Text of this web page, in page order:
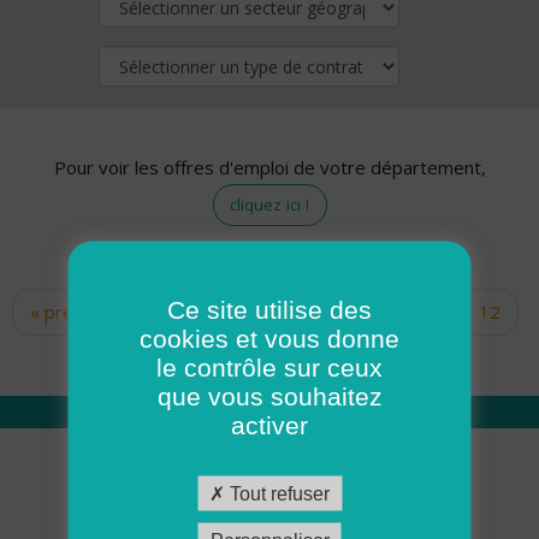
Pour voir les offres d'emploi de votre département,
cliquez ici !
Pages
« premier ‹ précédent … 10
12
14 15 16 17
Qui sommes nous
Académie ADMR
Ce site utilise des
cookies et vous donne
le contrôle sur ceux
que vous souhaitez
activer
Tout refuser